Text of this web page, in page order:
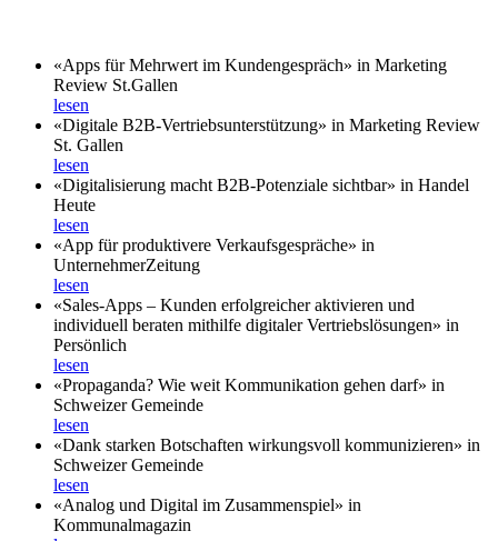
«Apps für Mehrwert im Kundengespräch» in Marketing
Review St.Gallen
lesen
«Digitale B2B-Vertriebsunterstützung» in Marketing Review
St. Gallen
lesen
«Digitalisierung macht B2B-Potenziale sichtbar» in Handel
Heute
lesen
«App für produktivere Verkaufsgespräche» in
UnternehmerZeitung
lesen
«Sales-Apps – Kunden erfolgreicher aktivieren und
individuell beraten mithilfe digitaler Vertriebslösungen» in
Persönlich
lesen
«Propaganda? Wie weit Kommunikation gehen darf» in
Schweizer Gemeinde
lesen
«Dank starken Botschaften wirkungsvoll kommunizieren» in
Schweizer Gemeinde
lesen
«Analog und Digital im Zusammenspiel» in
Kommunalmagazin